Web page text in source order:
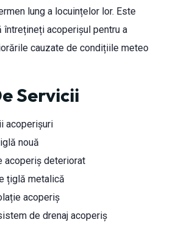
lung a locuințelor lor. Este
acoperișul pentru a
cauzate de condițiile meteo
Servicii
acoperișuri
nouă
acoperiș deteriorat
țiglă metalică
acoperiș
de drenaj acoperiș